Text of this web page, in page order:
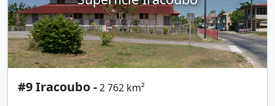
#9 Iracoubo -2 762 km²